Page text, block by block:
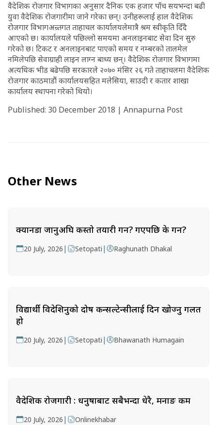
वैदेशिक रोजगार विभागका अनुसार दैनिक एक हजार पाँच सयभन्दा बढी
युवा वैदेशिक रोजगारीमा जाने गरेका छन्। उनीहरूलाई हाल वैदेशिक
रोजगार विभागअन्र्तगत ताहाचल कार्यालयलेमात्रै श्रम स्वीकृति दिँदै
आएको छ। कार्यालयले पछिल्लो समयमा अनलाइनबाट सेवा दिन सुरु
गरेको छ। टिकट र अनलाइनबाट पाएको समय र नम्बरको तालमेल
नमिलेपछि सेवाग्राही लाइन लाग्न बाध्य छन्। वैदेशिक रोजगार विभागमा
अत्यधिक भीड बढेपछि सरकारले २०७० मंसिर २६ गते ताहाचलमा वैदेशिक
रोजगार काठमाडौं कार्यालयसहित मलेसिया, साउदी र कतार शाखा
कार्यालय स्थापना गरेको थियो।
Published: 30 December 2018 | Annapurna Post
Other News
क्यानडा जानुअघि कस्तो तयारी गर्ने? गएपछि के गर्ने?
20 July, 2026 | Setopati | Raghunath Dhakal
विद्यार्थी विदेशिनुको दोष कन्सल्टेन्सीलाई दिन खोज्नु गलत
हो
20 July, 2026 | Setopati | Bhawanath Humagain
वैदेशिक रोजगारी : धनुषाबाट सबैभन्दा धेरै, मनाङ कम
20 July, 2026 | Onlinekhabar